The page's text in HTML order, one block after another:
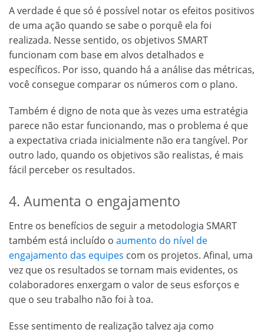
A verdade é que só é possível notar os efeitos positivos
de uma ação quando se sabe o porquê ela foi
realizada. Nesse sentido, os objetivos SMART
funcionam com base em alvos detalhados e
específicos. Por isso, quando há a análise das métricas,
você consegue comparar os números com o plano.
Também é digno de nota que às vezes uma estratégia
parece não estar funcionando, mas o problema é que
a expectativa criada inicialmente não era tangível. Por
outro lado, quando os objetivos são realistas, é mais
fácil perceber os resultados.
4. Aumenta o engajamento
Entre os benefícios de seguir a metodologia SMART
também está incluído o aumento do nível de
engajamento das equipes com os projetos. Afinal, uma
vez que os resultados se tornam mais evidentes, os
colaboradores enxergam o valor de seus esforços e
que o seu trabalho não foi à toa.
Esse sentimento de realização talvez aja como